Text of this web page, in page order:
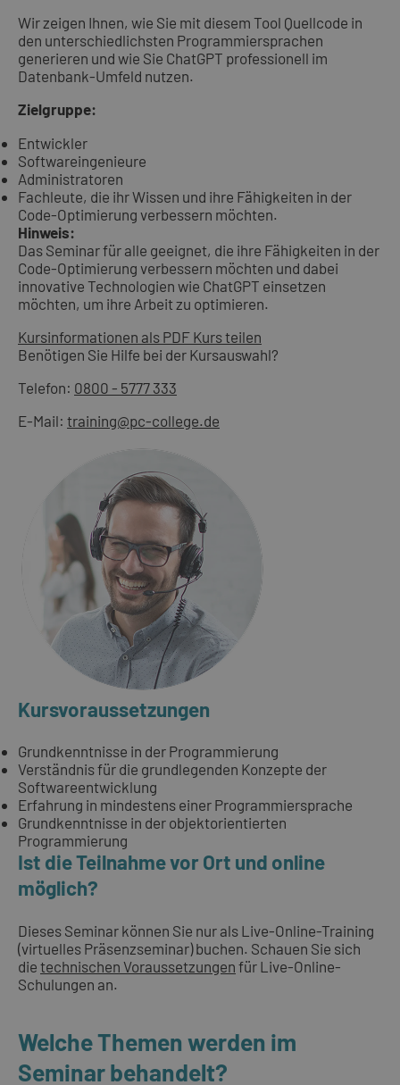
Wir zeigen Ihnen, wie Sie mit diesem Tool Quellcode in
den unterschiedlichsten Programmiersprachen
generieren und wie Sie ChatGPT professionell im
Datenbank-Umfeld nutzen.
Zielgruppe:
Entwickler
Softwareingenieure
Administratoren
Fachleute, die ihr Wissen und ihre Fähigkeiten in der
Code-Optimierung verbessern möchten.
Hinweis:
Das Seminar für alle geeignet, die ihre Fähigkeiten in der
Code-Optimierung verbessern möchten und dabei
innovative Technologien wie ChatGPT einsetzen
möchten, um ihre Arbeit zu optimieren.
Kursinformationen als PDF Kurs teilen
Benötigen Sie Hilfe bei der Kursauswahl?
Telefon: 0800 - 5777 333
E-Mail: training@pc-college.de
Kursvoraussetzungen
Grundkenntnisse in der Programmierung
Verständnis für die grundlegenden Konzepte der
Softwareentwicklung
Erfahrung in mindestens einer Programmiersprache
Grundkenntnisse in der objektorientierten
Programmierung
Ist die Teilnahme vor Ort und online
möglich?
Dieses Seminar können Sie nur als Live-Online-Training
(virtuelles Präsenzseminar) buchen. Schauen Sie sich
die technischen Voraussetzungen für Live-Online-
Schulungen an.
Welche Themen werden im
Seminar behandelt?